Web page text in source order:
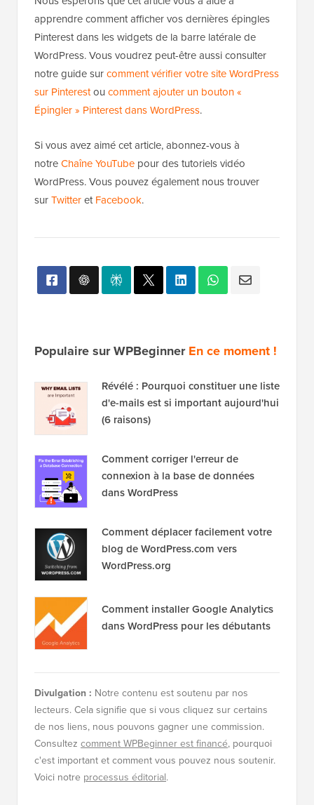
apprendre comment afficher vos dernières épingles
Pinterest dans les widgets de la barre latérale de
WordPress. Vous voudrez peut-être aussi consulter
notre guide surcomment vérifier votre site WordPress
sur Pinterestou comment ajouter un bouton «
Épingler » Pinterest dans WordPress.
Si vous avez aimé cet article, abonnez-vous à
notreChaîne YouTube pour des tutoriels vidéo
WordPress. Vous pouvez également nous trouver
surTwitteretFacebook.
Populaire sur WPBeginnerEn ce moment !
Révélé : Pourquoi constituer une liste
d'e-mails est si important aujourd'hui
(6 raisons)
Comment corriger l'erreur de
connexion à la base de données
dans WordPress
Comment déplacer facilement votre
blog de WordPress.com vers
WordPress.org
Comment installer Google Analytics
dans WordPress pour les débutants
Divulgation : Notre contenu est soutenu par nos
lecteurs. Cela signifie que si vous cliquez sur certains
de nos liens, nous pouvons gagner une commission.
Consultez comment WPBeginner est financé, pourquoi
c'est important et comment vous pouvez nous soutenir.
Voici notre processus éditorial.